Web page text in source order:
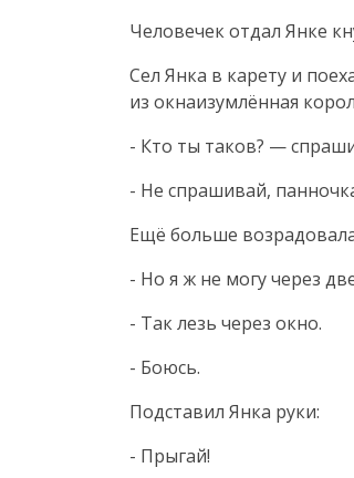
Человечек отдал Янке
Сел Янка в карету и
из окнаизумлённая
- Кто ты таков? —
- Не спрашивай,
Ещё больше
- Но я ж не могу через
- Так лезь через окно.
- Боюсь.
Подставил Янка руки:
- Прыгай!